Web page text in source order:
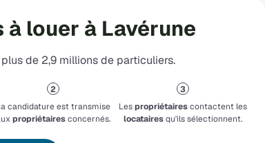
louer à Lavérune
de 2,9 millions de particuliers.
candidature est transmise
propriétairesconcernés.
Lespropriétairescontactent les
locatairesqu'ils sélectionnent.